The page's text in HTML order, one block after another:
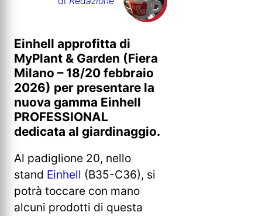
Einhell approfitta di
MyPlant & Garden (Fiera
Milano – 18/20 febbraio
2026) per presentare la
nuova gamma Einhell
PROFESSIONAL
dedicata al giardinaggio.
Al padiglione 20, nello
stand Einhell (B35-C36), si
potrà toccare con mano
alcuni prodotti di questa